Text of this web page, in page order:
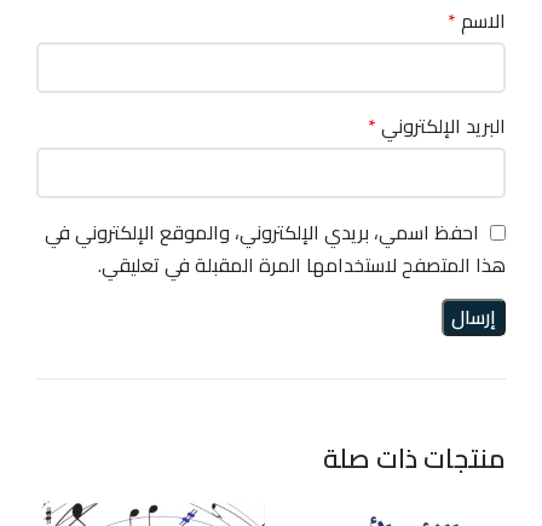
الاسم*
البريد الإلكتروني*
احفظ اسمي، بريدي الإلكتروني، والموقع الإلكتروني في
هذا المتصفح لاستخدامها المرة المقبلة في تعليقي.
منتجات ذات صلة